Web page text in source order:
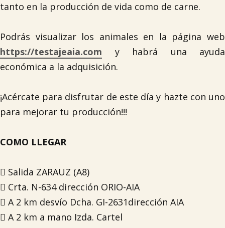
tanto en la producción de vida como de carne.
Podrás visualizar los animales en la página web
https://testajeaia.com y habrá una ayuda
económica a la adquisición.
¡Acércate para disfrutar de este día y hazte con uno
para mejorar tu producción!!!
COMO LLEGAR
 Salida ZARAUZ (A8)
 Crta. N-634 dirección ORIO-AIA
 A 2 km desvío Dcha. GI-2631dirección AIA
 A 2 km a mano Izda. Cartel